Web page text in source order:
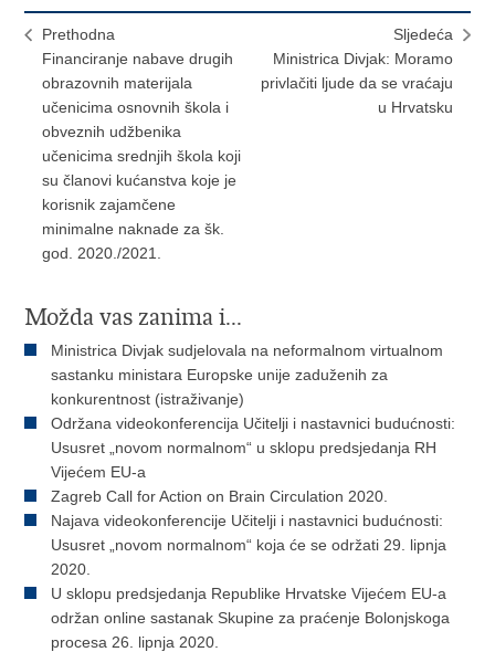
Prethodna
Financiranje nabave drugih
obrazovnih materijala
učenicima osnovnih škola i
obveznih udžbenika
učenicima srednjih škola koji
su članovi kućanstva koje je
korisnik zajamčene
minimalne naknade za šk.
god. 2020./2021.
Sljedeća
Ministrica Divjak: Moramo
privlačiti ljude da se vraćaju
u Hrvatsku
Možda vas zanima i...
Ministrica Divjak sudjelovala na neformalnom virtualnom
sastanku ministara Europske unije zaduženih za
konkurentnost (istraživanje)
Održana videokonferencija Učitelji i nastavnici budućnosti:
Ususret „novom normalnom“ u sklopu predsjedanja RH
Vijećem EU-a
Zagreb Call for Action on Brain Circulation 2020.
Najava videokonferencije Učitelji i nastavnici budućnosti:
Ususret „novom normalnom“ koja će se održati 29. lipnja
2020.
U sklopu predsjedanja Republike Hrvatske Vijećem EU-a
održan online sastanak Skupine za praćenje Bolonjskoga
procesa 26. lipnja 2020.